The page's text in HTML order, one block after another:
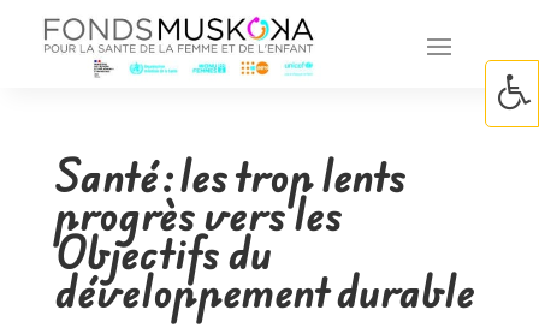
Santé : les trop lents
progrès vers les
Objectifs du
développement durable